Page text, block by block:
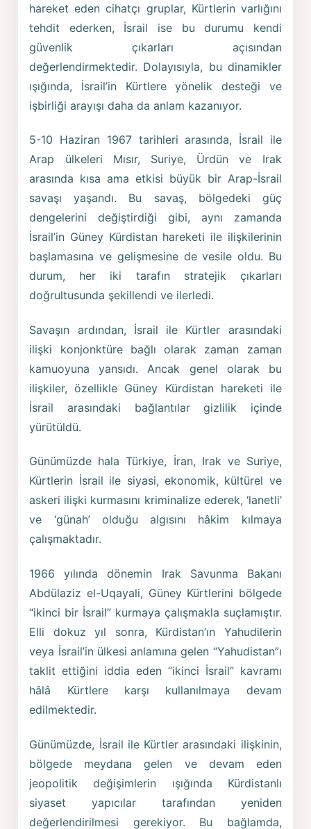
hareket eden cihatçı gruplar, Kürtlerin varlığını
tehdit ederken, İsrail ise bu durumu kendi
güvenlik çıkarları açısından
değerlendirmektedir. Dolayısıyla, bu dinamikler
ışığında, İsrail’in Kürtlere yönelik desteği ve
işbirliği arayışı daha da anlam kazanıyor.
5-10 Haziran 1967 tarihleri arasında, İsrail ile
Arap ülkeleri Mısır, Suriye, Ürdün ve Irak
arasında kısa ama etkisi büyük bir Arap-İsrail
savaşı yaşandı. Bu savaş, bölgedeki güç
dengelerini değiştirdiği gibi, aynı zamanda
İsrail’in Güney Kürdistan hareketi ile ilişkilerinin
başlamasına ve gelişmesine de vesile oldu. Bu
durum, her iki tarafın stratejik çıkarları
doğrultusunda şekillendi ve ilerledi.
Savaşın ardından, İsrail ile Kürtler arasındaki
ilişki konjonktüre bağlı olarak zaman zaman
kamuoyuna yansıdı. Ancak genel olarak bu
ilişkiler, özellikle Güney Kürdistan hareketi ile
İsrail arasındaki bağlantılar gizlilik içinde
yürütüldü.
Günümüzde hala Türkiye, İran, Irak ve Suriye,
Kürtlerin İsrail ile siyasi, ekonomik, kültürel ve
askeri ilişki kurmasını kriminalize ederek, ‘lanetli’
ve ‘günah’ olduğu algısını hâkim kılmaya
çalışmaktadır.
1966 yılında dönemin Irak Savunma Bakanı
Abdülaziz el-Uqayali, Güney Kürtlerini bölgede
“ikinci bir İsrail” kurmaya çalışmakla suçlamıştır.
Elli dokuz yıl sonra, Kürdistan’ın Yahudilerin
veya İsrail’in ülkesi anlamına gelen “Yahudistan”ı
taklit ettiğini iddia eden “ikinci İsrail” kavramı
hâlâ Kürtlere karşı kullanılmaya devam
edilmektedir.
Günümüzde, İsrail ile Kürtler arasındaki ilişkinin,
bölgede meydana gelen ve devam eden
jeopolitik değişimlerin ışığında Kürdistanlı
siyaset yapıcılar tarafından yeniden
değerlendirilmesi gerekiyor. Bu bağlamda,